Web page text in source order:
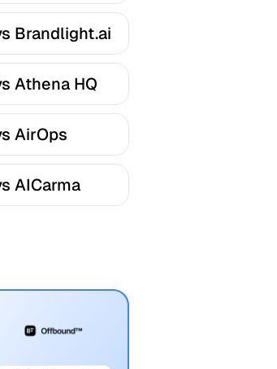
Brandlight.ai
Athena HQ
AirOps
AICarma